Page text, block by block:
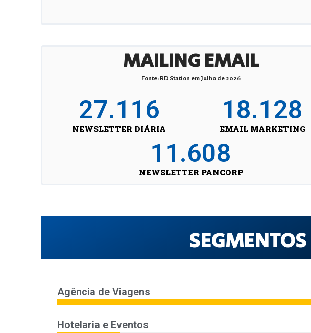
MAILING EMAIL​
Fonte: RD Station em Julho de 2026
27.116
NEWSLETTER DIÁRIA
18.128
EMAIL MARKETING
11.608
NEWSLETTER PANCORP
Agência de Viagens
Hotelaria e Eventos